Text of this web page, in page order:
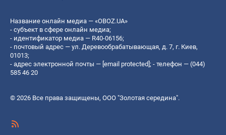
Название онлайн медиа — «OBOZ.UA»
- субъект в сфере онлайн медиа;
- идентификатор медиа — R40-06156;
- почтовый адрес — ул. Деревообрабатывающая, д. 7, г. Киев,
01013;
- адрес электронной почты — [email protected]; - телефон — (044)
585 46 20
© 2026 Все права защищены, ООО "Золотая середина".